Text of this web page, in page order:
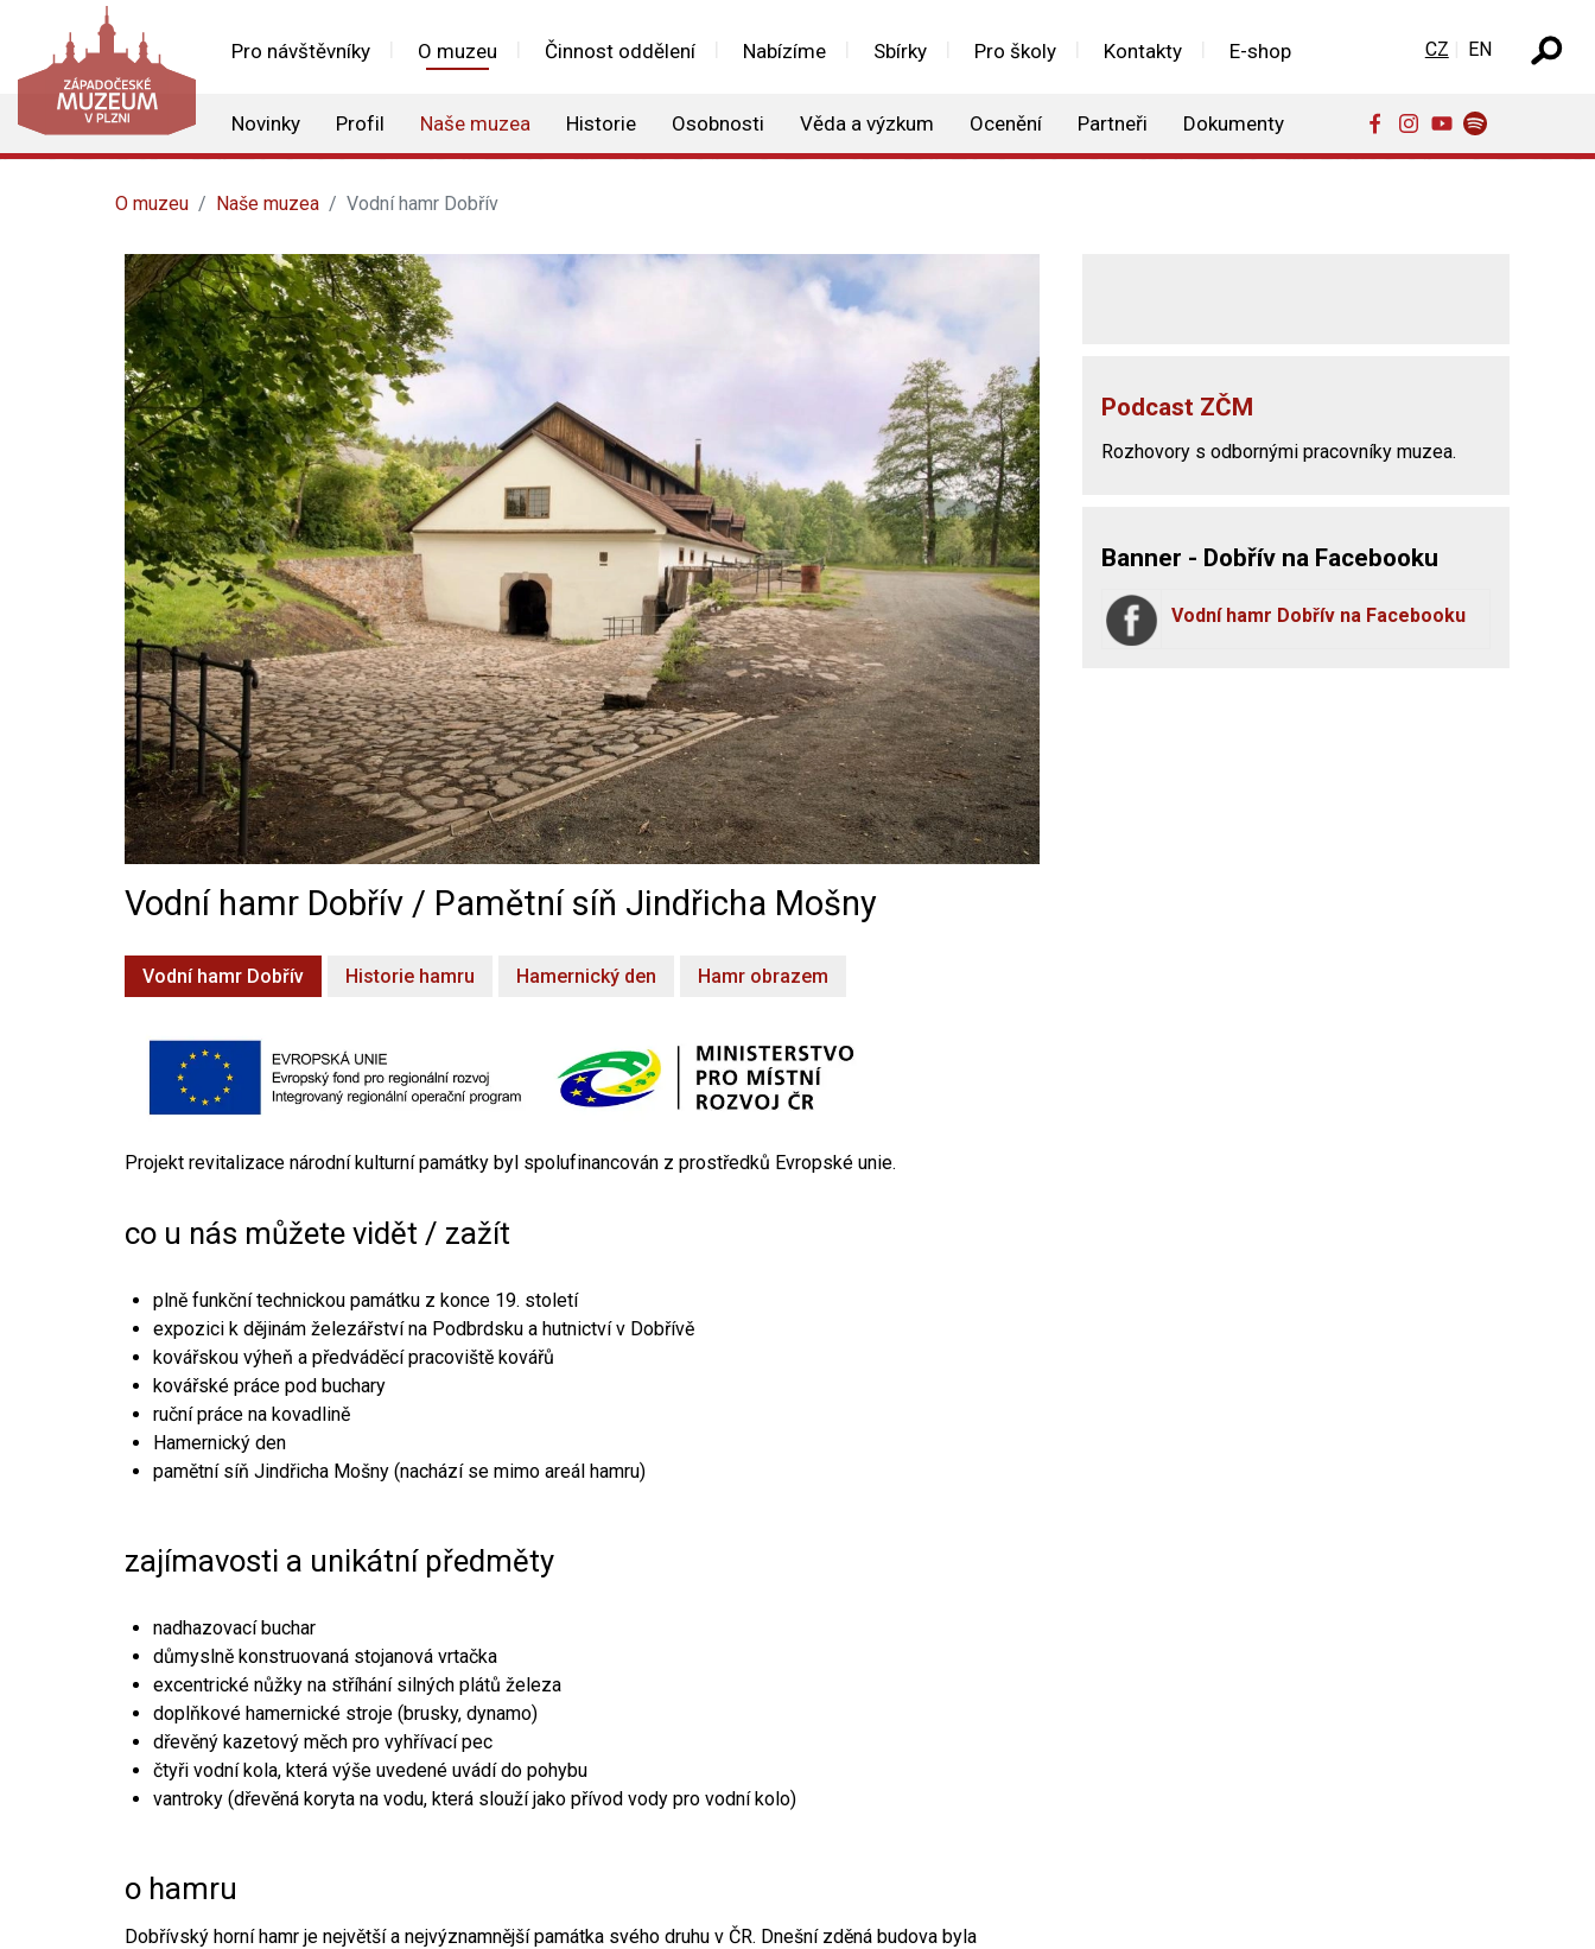
Pro návštěvníky O muzeu Činnost oddělení Nabízíme Sbírky Pro školy Kontakty E-shop
Novinky Profil Naše muzea Historie Osobnosti Věda a výzkum Ocenění Partneři Dokumenty
Zvolte jazyk
CZ EN
O muzeu Naše muzea Vodní hamr Dobřív
Vodní hamr Dobřív / Pamětní síň Jindřicha Mošny
Vodní hamr Dobřív Historie hamru Hamernický den Hamr obrazem
Projekt revitalizace národní kulturní památky byl spolufinancován z prostředků Evropské unie.
co u nás můžete vidět / zažít
plně funkční technickou památku z konce 19. století
expozici k dějinám železářství na Podbrdsku a hutnictví v Dobřívě
kovářskou výheň a předváděcí pracoviště kovářů
kovářské práce pod buchary
ruční práce na kovadlině
Hamernický den
pamětní síň Jindřicha Mošny (nachází se mimo areál hamru)
zajímavosti a unikátní předměty
nadhazovací buchar
důmyslně konstruovaná stojanová vrtačka
excentrické nůžky na stříhání silných plátů železa
doplňkové hamernické stroje (brusky, dynamo)
dřevěný kazetový měch pro vyhřívací pec
čtyři vodní kola, která výše uvedené uvádí do pohybu
vantroky (dřevěná koryta na vodu, která slouží jako přívod vody pro vodní kolo)
o hamru
Dobřívský horní hamr je největší a nejvýznamnější památka svého druhu v ČR. Dnešní zděná budova byla
Podcast ZČM
Rozhovory s odbornými pracovníky muzea.
Banner - Dobřív na Facebooku
Vodní hamr Dobřív na Facebooku